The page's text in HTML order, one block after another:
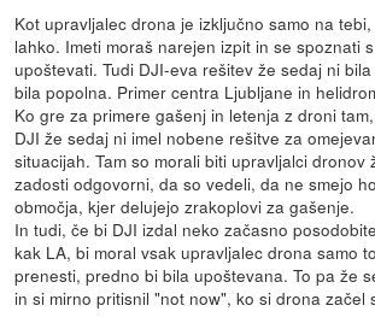
Kot upravljalec drona je izključno samo na
lahko. Imeti moraš narejen izpit in se spoznati
upoštevati. Tudi DJI-eva rešitev že sedaj ni
bila popolna. Primer centra Ljubljane in
Ko gre za primere gašenj in letenja z droni
DJI že sedaj ni imel nobene rešitve za
situacijah. Tam so morali biti upravljalci dronov
zadosti odgovorni, da so vedeli, da ne smejo
območja, kjer delujejo zrakoplovi za gašenje.
In tudi, če bi DJI izdal neko začasno
kak LA, bi moral vsak upravljalec drona samo
prenesti, predno bi bila upoštevana. To pa že
in si mirno pritisnil "not now", ko si drona začel